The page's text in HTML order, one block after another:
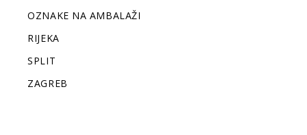
OZNAKE NA AMBALAŽI
RIJEKA
SPLIT
ZAGREB